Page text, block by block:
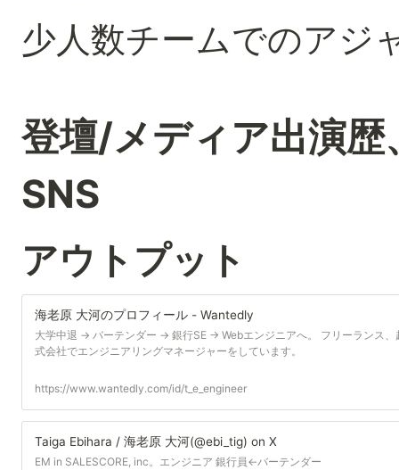
少人数チームでのアジ
登壇/メディア出演
SNS
アウトプット
海老原 大河のプロフィール - Wantedly
大学中退 -> バーテンダー -> 銀行SE -> Webエンジニアへ。 フリーランス
式会社でエンジニアリングマネージャーをしています。
https://www.wantedly.com/id/t_e_engineer
Taiga Ebihara / 海老原 大河(@ebi_tig) on X
EM in SALESCORE, inc。エンジニア 銀行員←バーテンダー